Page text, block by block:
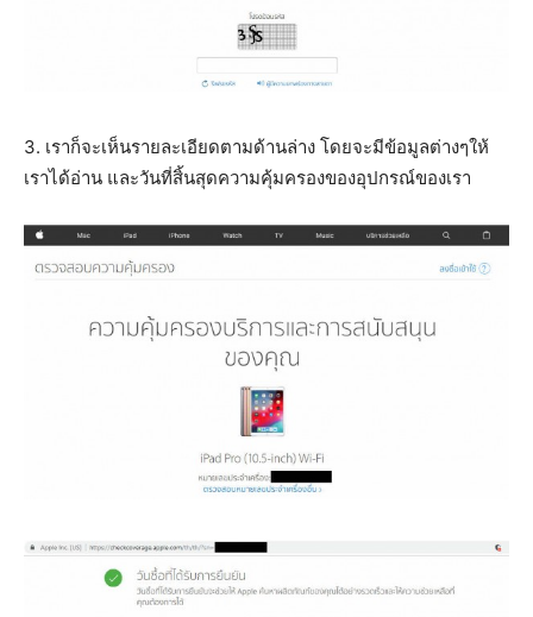
3. เราก็จะเห็นรายละเอียดตามด้านล่าง โดยจะมีข้อมูลต่างๆให้
เราได้อ่าน และวันที่สิ้นสุดความคุ้มครองของอุปกรณ์ของเรา